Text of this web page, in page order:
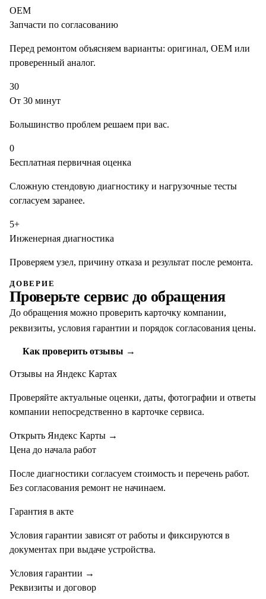
OEM
Запчасти по согласованию
Перед ремонтом объясняем варианты: оригинал, OEM или
проверенный аналог.
30
От 30 минут
Большинство проблем решаем при вас.
0
Бесплатная первичная оценка
Сложную стендовую диагностику и нагрузочные тесты
согласуем заранее.
5+
Инженерная диагностика
Проверяем узел, причину отказа и результат после ремонта.
ДОВЕРИЕ
Проверьте сервис до обращения
До обращения можно проверить карточку компании,
реквизиты, условия гарантии и порядок согласования цены.
Как проверить отзывы →
Отзывы на Яндекс Картах
Проверяйте актуальные оценки, даты, фотографии и ответы
компании непосредственно в карточке сервиса.
Открыть Яндекс Карты →
Цена до начала работ
После диагностики согласуем стоимость и перечень работ.
Без согласования ремонт не начинаем.
Гарантия в акте
Условия гарантии зависят от работы и фиксируются в
документах при выдаче устройства.
Условия гарантии →
Реквизиты и договор